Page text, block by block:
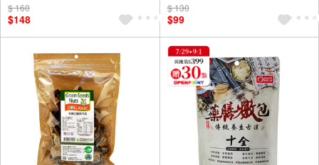
$ 160
$148
$ 130
$99